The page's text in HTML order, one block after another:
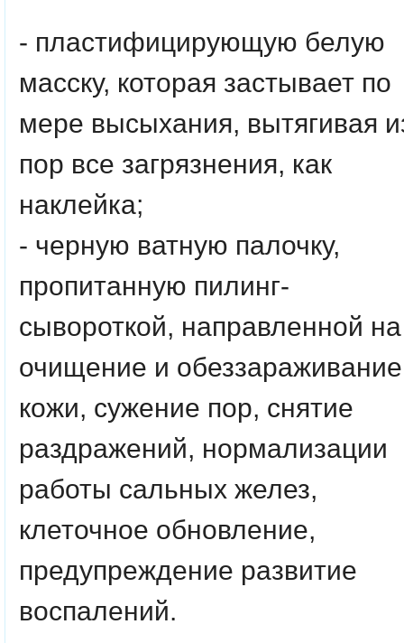
- пластифицирующую белую
масску, которая застывает по
мере высыхания, вытягивая
пор все загрязнения, как
наклейка;
- черную ватную палочку,
пропитанную пилинг-
сывороткой, направленной на
очищение и обеззараживание
кожи, сужение пор, снятие
раздражений, нормализации
работы сальных желез,
клеточное обновление,
предупреждение развитие
воспалений.